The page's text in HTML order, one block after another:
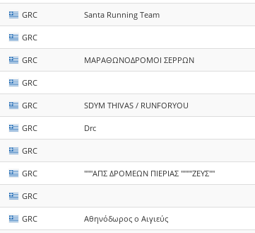
GRC Santa Running Team
GRC
GRC ΜΑΡΑΘΩΝΟΔΡΟΜΟΙ ΣΕΡΡΩΝ
GRC
GRC SDYM THIVAS / RUNFORYOU
GRC Drc
GRC
GRC """ΑΠΣ ΔΡΟΜΕΩΝ ΠΙΕΡΙΑΣ """"ΖΕΥΣ""
GRC
GRC Αθηνόδωρος ο Αιγιεύς